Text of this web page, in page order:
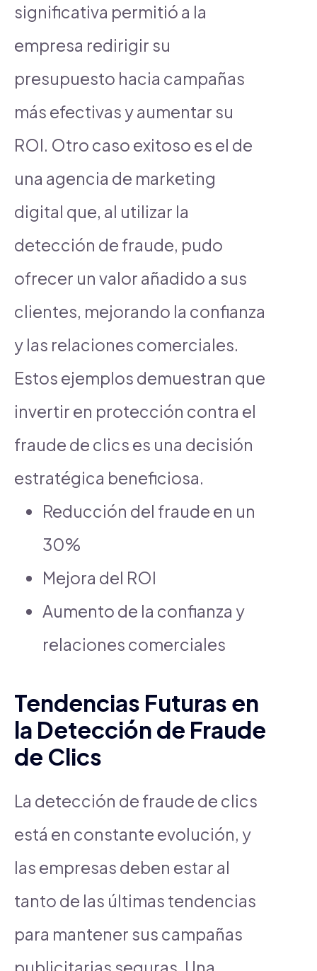
significativa permitió a la
empresa redirigir su
presupuesto hacia campañas
más efectivas y aumentar su
ROI. Otro caso exitoso es el de
una agencia de marketing
digital que, al utilizar la
detección de fraude, pudo
ofrecer un valor añadido a sus
clientes, mejorando la confianza
y las relaciones comerciales.
Estos ejemplos demuestran que
invertir en protección contra el
fraude de clics es una decisión
estratégica beneficiosa.
Reducción del fraude en un
30%
Mejora del ROI
Aumento de la confianza y
relaciones comerciales
Tendencias Futuras en
la Detección de Fraude
de Clics
La detección de fraude de clics
está en constante evolución, y
las empresas deben estar al
tanto de las últimas tendencias
para mantener sus campañas